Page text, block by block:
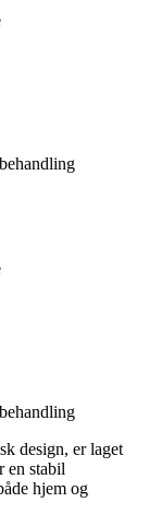
design, er laget
en stabil
hjem og